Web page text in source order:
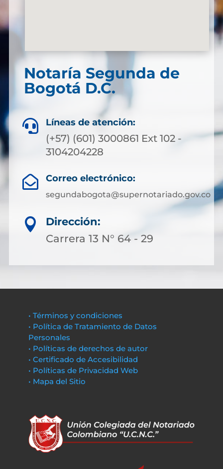
Notaría Segunda de
Bogotá D.C.
 Líneas de atención:
(+57) (601) 3000861 Ext 102 -
3104204228
 Correo electrónico:
segundabogota@supernotariado.gov.co

Dirección:
Carrera 13 N° 64 - 29
• Términos y condiciones
• Política de Tratamiento de Datos
Personales
• Políticas de derechos de autor
• Certificado de Accesibilidad
• Políticas de Privacidad Web
• Mapa del Sitio